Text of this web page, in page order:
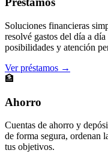
Soluciones financieras
resolvé gastos del día a
posibilidades y atención
Ver préstamos →
🏦
Ahorro
Cuentas de ahorro y
de forma segura, ordenan
tus objetivos.